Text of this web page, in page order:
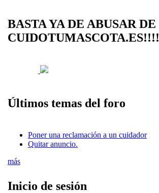
BASTA YA DE ABUSAR DE
CUIDOTUMASCOTA.ES!!!!
Últimos temas del foro
Poner una reclamación a un cuidador
Quitar anuncio.
más
Inicio de sesión